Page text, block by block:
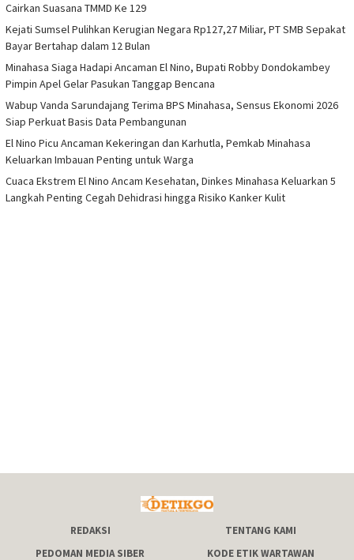
Cairkan Suasana TMMD Ke 129
Kejati Sumsel Pulihkan Kerugian Negara Rp127,27 Miliar, PT SMB Sepakat
Bayar Bertahap dalam 12 Bulan
Minahasa Siaga Hadapi Ancaman El Nino, Bupati Robby Dondokambey
Pimpin Apel Gelar Pasukan Tanggap Bencana
Wabup Vanda Sarundajang Terima BPS Minahasa, Sensus Ekonomi 2026
Siap Perkuat Basis Data Pembangunan
El Nino Picu Ancaman Kekeringan dan Karhutla, Pemkab Minahasa
Keluarkan Imbauan Penting untuk Warga
Cuaca Ekstrem El Nino Ancam Kesehatan, Dinkes Minahasa Keluarkan 5
Langkah Penting Cegah Dehidrasi hingga Risiko Kanker Kulit
REDAKSI
TENTANG KAMI
PEDOMAN MEDIA SIBER
KODE ETIK WARTAWAN